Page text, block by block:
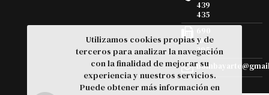
439
435
105
295
Utilizamos cookies propias y de
terceros para analizar la navegación
con la finalidad de mejorar su
experiencia y nuestros servicios.
Puede obtener más información en